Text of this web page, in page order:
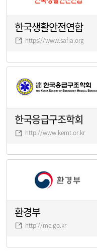
한국생활안전연합
https://www.safia.org
한국응급구조학회
http://www.kemt.or.kr
환경부
http://me.go.kr